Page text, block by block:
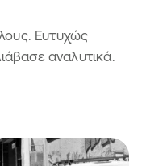
Ευτυχώς
αναλυτικά.